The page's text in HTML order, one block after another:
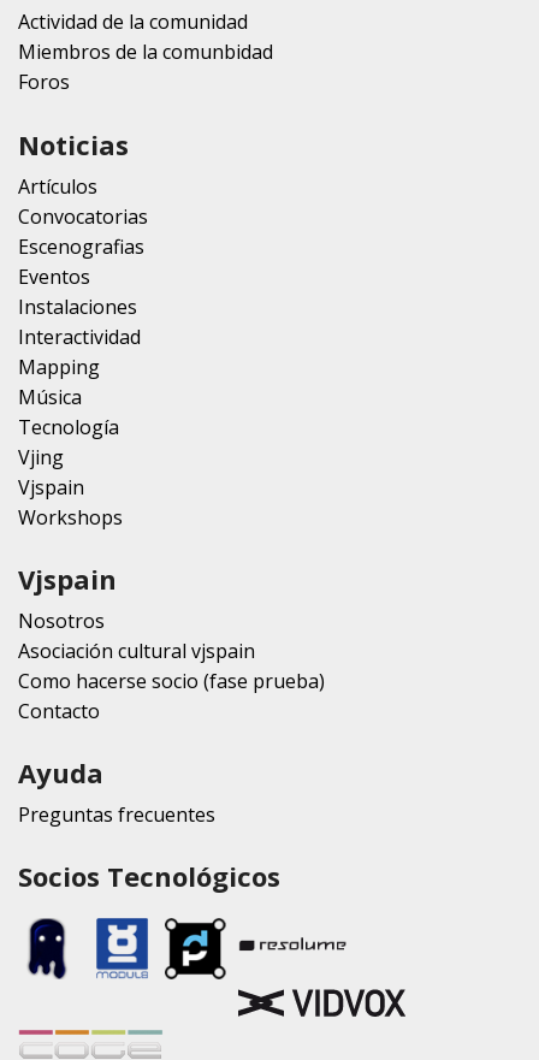
Actividad de la comunidad
Miembros de la comunbidad
Foros
Noticias
Artículos
Convocatorias
Escenografias
Eventos
Instalaciones
Interactividad
Mapping
Música
Tecnología
Vjing
Vjspain
Workshops
Vjspain
Nosotros
Asociación cultural vjspain
Como hacerse socio (fase prueba)
Contacto
Ayuda
Preguntas frecuentes
Socios Tecnológicos